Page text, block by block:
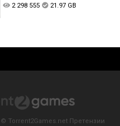
2 298 555 21.97 GB
© Torrent2Games.net Претензии